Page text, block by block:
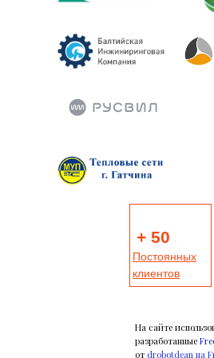
18.03.2003 г. № 9), п. 1.2.11
руководителей и
производственные
ремонт газового
Правила безопасности
газораспределения и
18.03.2003 г. № 9), п.5.2.1
67. Планы и графики
технического
Правила безопасности систем
газораспределения и
(Постановление
возможных аварий при
+ 50
Постоянных
клиентов
На сайте
разработанные
от drobotdean на